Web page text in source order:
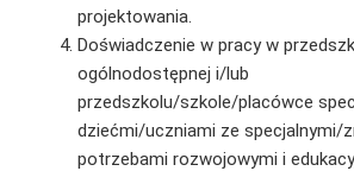
projektowania.
Doświadczenie w pracy w
ogólnodostępnej i/lub
przedszkolu/szkole/placówce
dziećmi/uczniami ze specjalnymi/
potrzebami rozwojowymi i